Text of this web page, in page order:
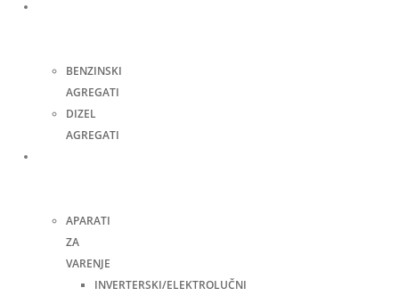
BENZINSKI
AGREGATI
DIZEL
AGREGATI
APARATI
ZA
VARENJE
INVERTERSKI/ELEKTROLUČNI